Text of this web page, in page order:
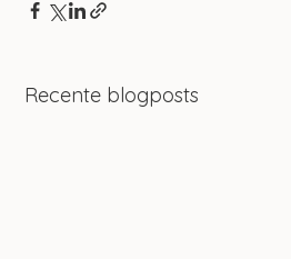
Recente blogposts